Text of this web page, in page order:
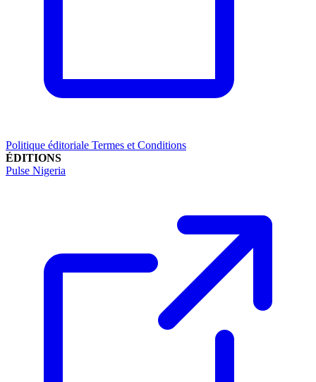
Politique éditoriale Termes et Conditions
ÉDITIONS
Pulse Nigeria